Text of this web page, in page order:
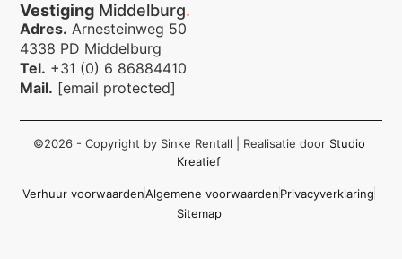
Vestiging Middelburg.
Adres. Arnesteinweg 50
4338 PD Middelburg
Tel. +31 (0) 6 86884410
Mail. [email protected]
©2026 - Copyright by Sinke Rentall | Realisatie door Studio
Kreatief
Verhuur voorwaardenAlgemene voorwaardenPrivacyverklaring
Sitemap